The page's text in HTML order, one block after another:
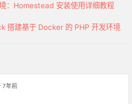
：Homestead 安装使用详细教程
搭建基于 Docker 的 PHP 开发环境
7年前